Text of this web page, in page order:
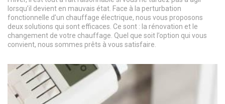
lorsqu’il devient en mauvais état. Face à la perturbation
fonctionnelle d’un chauffage électrique, nous vous proposons
deux solutions qui sont efficaces. Ce sont : la rénovation et le
changement de votre chauffage. Quel que soit l’option qui vous
convient, nous sommes prêts à vous satisfaire.